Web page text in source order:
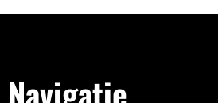
Navigatie